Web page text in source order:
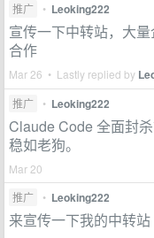
推广
• Leoking222
宣传一下中转站，大
合作
Mar 26 • Lastly replied by
推广 • Leoking222
Claude Code 全面封
稳如老狗。
Mar 20
推广
• Leoking222
来宣传一下我的中转站